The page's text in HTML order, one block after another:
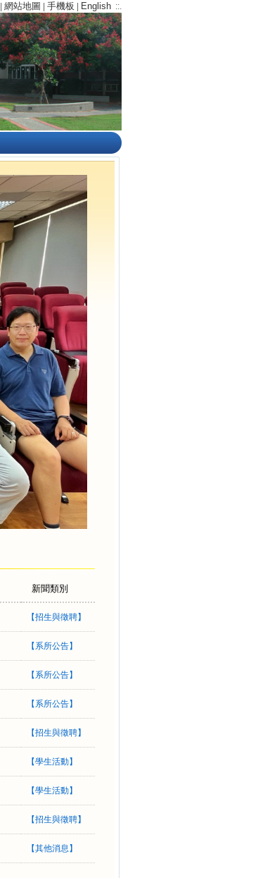
網站地圖 手機板 English::.
新聞類別
【招生與徵聘】
【 系所公告】
【 系所公告】
【 系所公告】
【招生與徵聘】
【學生活動】
【學生活動】
【招生與徵聘】
【其他消息 】